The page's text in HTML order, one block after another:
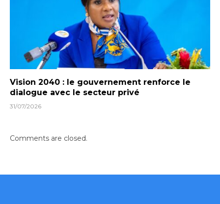
Vision 2040 : le gouvernement renforce le
dialogue avec le secteur privé
31/07/2026
Comments are closed.